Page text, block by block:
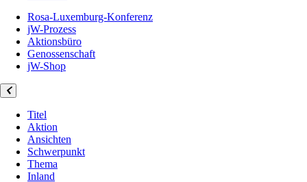
Rosa-Luxemburg-Konferenz
jW-Prozess
Aktionsbüro
Genossenschaft
jW-Shop
Titel
Aktion
Ansichten
Schwerpunkt
Thema
Inland